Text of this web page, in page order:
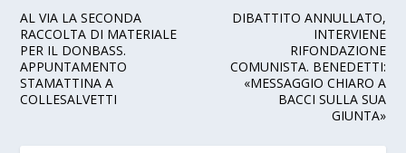
AL VIA LA SECONDA
RACCOLTA DI MATERIALE
PER IL DONBASS.
APPUNTAMENTO
STAMATTINA A
COLLESALVETTI
DIBATTITO ANNULLATO,
INTERVIENE
RIFONDAZIONE
COMUNISTA. BENEDETTI:
«MESSAGGIO CHIARO A
BACCI SULLA SUA
GIUNTA»